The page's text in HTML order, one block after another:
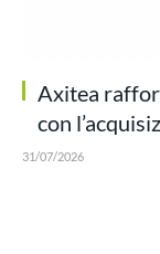
Axitea
con
31/07/2026